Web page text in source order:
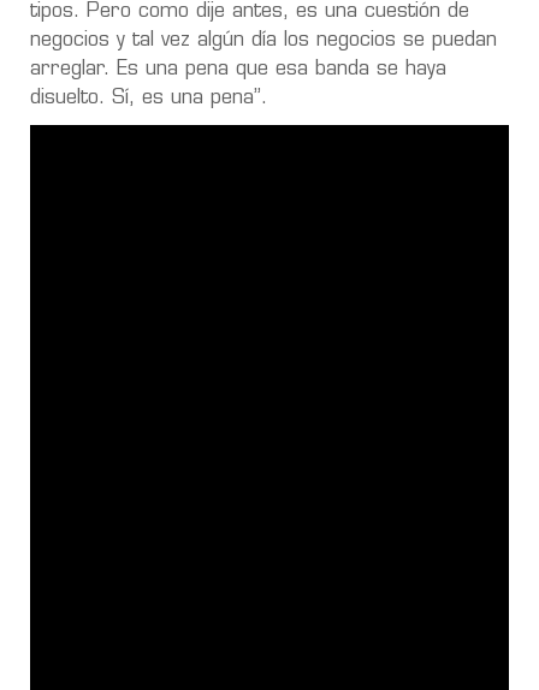
tipos. Pero como dije antes, es una cuestión de
negocios y tal vez algún día los negocios se puedan
arreglar. Es una pena que esa banda se haya
disuelto. Sí, es una pena”.